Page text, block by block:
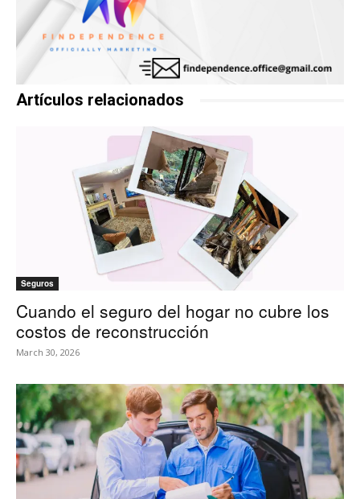
Artículos relacionados
Seguros
Cuando el seguro del hogar no cubre los
costos de reconstrucción
March 30, 2026